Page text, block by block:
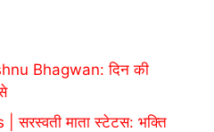
Bhagwan: दिन की
माता स्टेटस: भक्ति